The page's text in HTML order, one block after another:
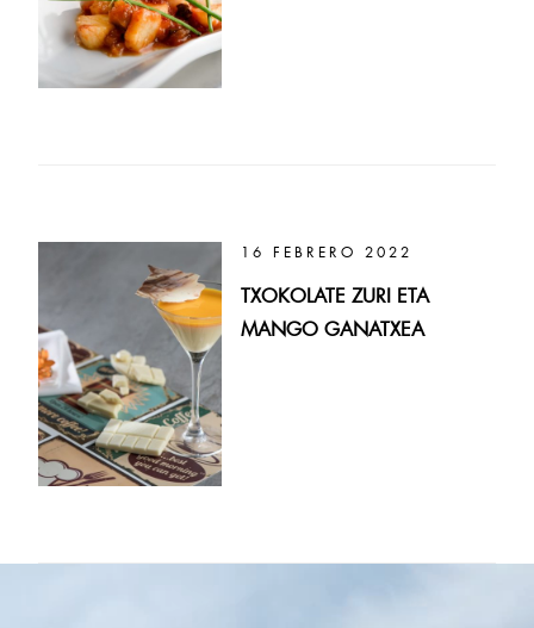
16 FEBRERO 2022
TXOKOLATE ZURI ETA
MANGO GANATXEA